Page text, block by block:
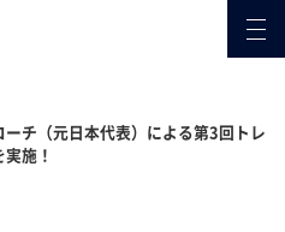
ーチ（元日本代表）による第3回トレ
施！